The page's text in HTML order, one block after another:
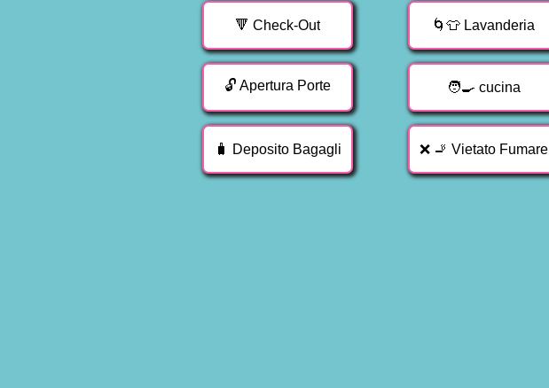
🔻 Check-Out
🔓 Apertura Porte
🧳️ Deposito Bagagli
🌀👕 Lavanderia
🧑‍🍳 cucina
❌ 🚬 Vietato Fumare